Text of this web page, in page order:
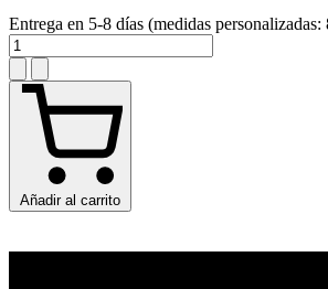
Entrega en 5-8 días (medidas personalizadas:
Añadir al carrito